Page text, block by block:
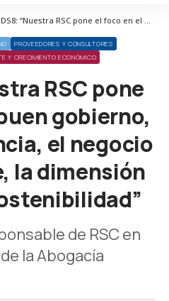
Corresponsables > Entrevistas > ODS8: “Nuestra RSC pone el foco en el buen gobierno, la transparencia, el negocio responsable, la dimensión social y la sostenibilidad”
PROVEEDORES Y CONSULTORES
Y CRECIMIENTO ECONÓMICO
RSC pone
gobierno,
el negocio
la dimensión
de RSC en
la Abogacía